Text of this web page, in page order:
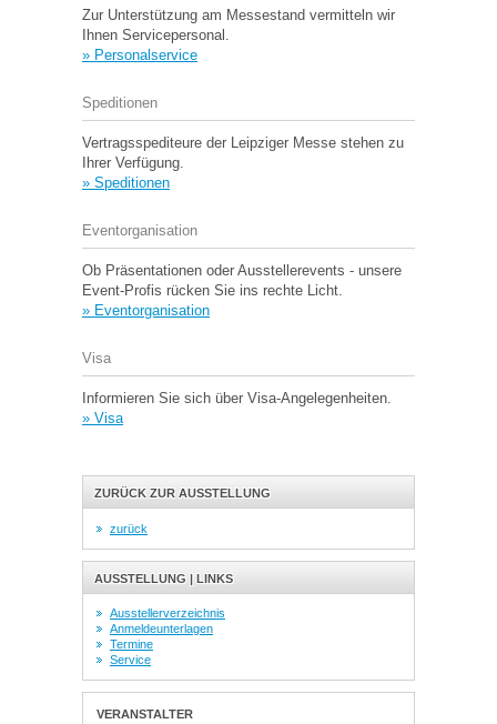
Zur Unterstützung am Messestand vermitteln wir
Ihnen Servicepersonal.
» Personalservice
Speditionen
Vertragsspediteure der Leipziger Messe stehen zu
Ihrer Verfügung.
» Speditionen
Eventorganisation
Ob Präsentationen oder Ausstellerevents - unsere
Event-Profis rücken Sie ins rechte Licht.
» Eventorganisation
Visa
Informieren Sie sich über Visa-Angelegenheiten.
» Visa
ZURÜCK ZUR AUSSTELLUNG
zurück
AUSSTELLUNG | LINKS
Ausstellerverzeichnis
Anmeldeunterlagen
Termine
Service
VERANSTALTER